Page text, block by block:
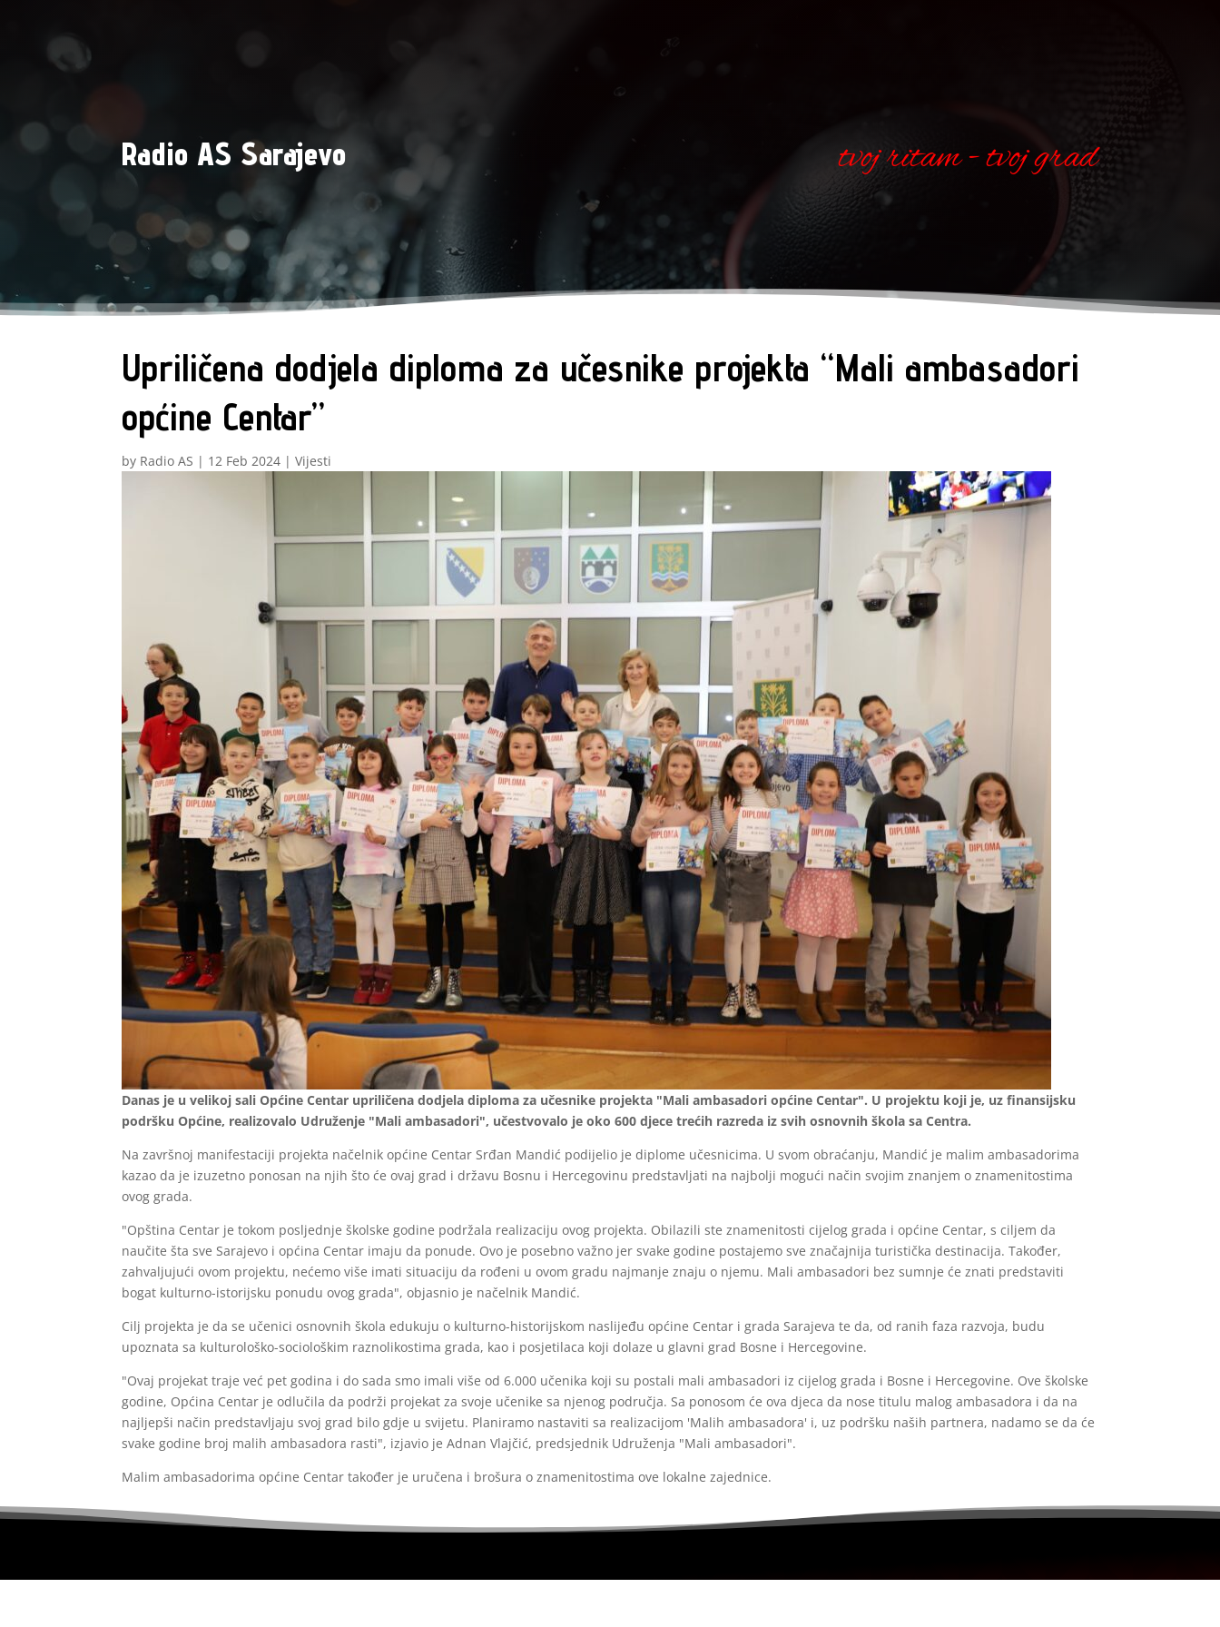
Radio AS Sarajevo tvoj ritam - tvoj grad
Upriličena dodjela diploma za učesnike projekta “Mali ambasadori
općine Centar”
by Radio AS | 12 Feb 2024 |Vijesti
Danas je u velikoj sali Općine Centar upriličena dodjela diploma za učesnike projekta "Mali ambasadori općine Centar". U projektu koji je, uz finansijsku
podršku Općine, realizovalo Udruženje "Mali ambasadori", učestvovalo je oko 600 djece trećih razreda iz svih osnovnih škola sa Centra.
Na završnoj manifestaciji projekta načelnik općine Centar Srđan Mandić podijelio je diplome učesnicima. U svom obraćanju, Mandić je malim ambasadorima
kazao da je izuzetno ponosan na njih što će ovaj grad i državu Bosnu i Hercegovinu predstavljati na najbolji mogući način svojim znanjem o znamenitostima
ovog grada.
"Opština Centar je tokom posljednje školske godine podržala realizaciju ovog projekta. Obilazili ste znamenitosti cijelog grada i općine Centar, s ciljem da
naučite šta sve Sarajevo i općina Centar imaju da ponude. Ovo je posebno važno jer svake godine postajemo sve značajnija turistička destinacija. Također,
zahvaljujući ovom projektu, nećemo više imati situaciju da rođeni u ovom gradu najmanje znaju o njemu. Mali ambasadori bez sumnje će znati predstaviti
bogat kulturno-istorijsku ponudu ovog grada", objasnio je načelnik Mandić.
Cilj projekta je da se učenici osnovnih škola edukuju o kulturno-historijskom naslijeđu općine Centar i grada Sarajeva te da, od ranih faza razvoja, budu
upoznata sa kulturološko-sociološkim raznolikostima grada, kao i posjetilaca koji dolaze u glavni grad Bosne i Hercegovine.
"Ovaj projekat traje već pet godina i do sada smo imali više od 6.000 učenika koji su postali mali ambasadori iz cijelog grada i Bosne i Hercegovine. Ove školske
godine, Općina Centar je odlučila da podrži projekat za svoje učenike sa njenog područja. Sa ponosom će ova djeca da nose titulu malog ambasadora i da na
najljepši način predstavljaju svoj grad bilo gdje u svijetu. Planiramo nastaviti sa realizacijom 'Malih ambasadora' i, uz podršku naših partnera, nadamo se da će
svake godine broj malih ambasadora rasti", izjavio je Adnan Vlajčić, predsjednik Udruženja "Mali ambasadori".
Malim ambasadorima općine Centar također je uručena i brošura o znamenitostima ove lokalne zajednice.